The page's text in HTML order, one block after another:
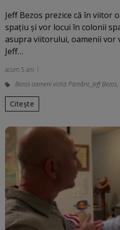
Jeff Bezos prezice că în viitor
spaţiu şi vor locui în colonii
asupra viitorului, oamenii vor
Jeff…
acum 5 ani
Bezos oameni vizită Pământ, Jeff Bezos,
Citește